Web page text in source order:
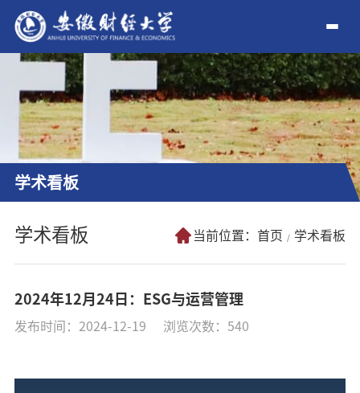
学术看板
学术看板 当前位置： 首页 学术看板
2024年12月24日：ESG与运营管理
发布时间：2024-12-19 浏览次数： 540